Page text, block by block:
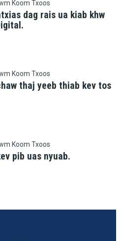
Koom Txoos
dag rais ua kiab khw
Koom Txoos
thaj yeeb thiab kev tos
Koom Txoos
pib uas nyuab.